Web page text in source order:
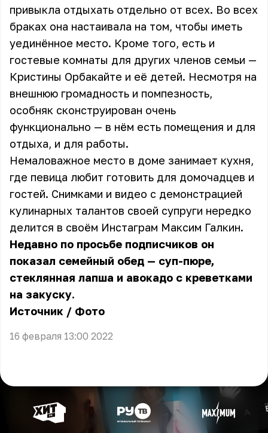
привыкла отдыхать отдельно от всех. Во всех
браках она настаивала на том, чтобы иметь
уединённое место. Кроме того, есть и
гостевые комнаты для других членов семьи —
Кристины Орбакайте и её детей. Несмотря на
внешнюю громадность и помпезность,
особняк сконструирован очень
функционально — в нём есть помещения и для
отдыха, и для работы.
Немаловажное место в доме занимает кухня,
где певица любит готовить для домочадцев и
гостей. Снимками и видео с демонстрацией
кулинарных талантов своей супруги нередко
делится в своём Инстаграм Максим Галкин.
Недавно по просьбе подписчиков он
показал семейный обед — суп-пюре,
стеклянная лапша и авокадо с креветками
на закуску.
Источник / Фото
16 февраля 13:00 2022